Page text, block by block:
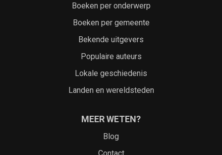
Boeken per onderwerp
Boeken per gemeente
Bekende uitgevers
Populaire auteurs
Lokale geschiedenis
Landen en wereldsteden
MEER WETEN?
Blog
Contact